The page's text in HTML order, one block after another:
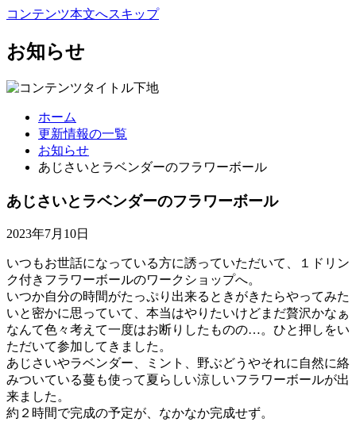
コンテンツ本文へスキップ
お知らせ
ホーム
更新情報の一覧
お知らせ
あじさいとラベンダーのフラワーボール
あじさいとラベンダーのフラワーボール
2023年7月10日
いつもお世話になっている方に誘っていただいて、１ドリン
ク付きフラワーボールのワークショップへ。
いつか自分の時間がたっぷり出来るときがきたらやってみた
いと密かに思っていて、本当はやりたいけどまだ贅沢かなぁ
なんて色々考えて一度はお断りしたものの…。ひと押しをい
ただいて参加してきました。
あじさいやラベンダー、ミント、野ぶどうやそれに自然に絡
みついている蔓も使って夏らしい涼しいフラワーボールが出
来ました。
約２時間で完成の予定が、なかなか完成せず。